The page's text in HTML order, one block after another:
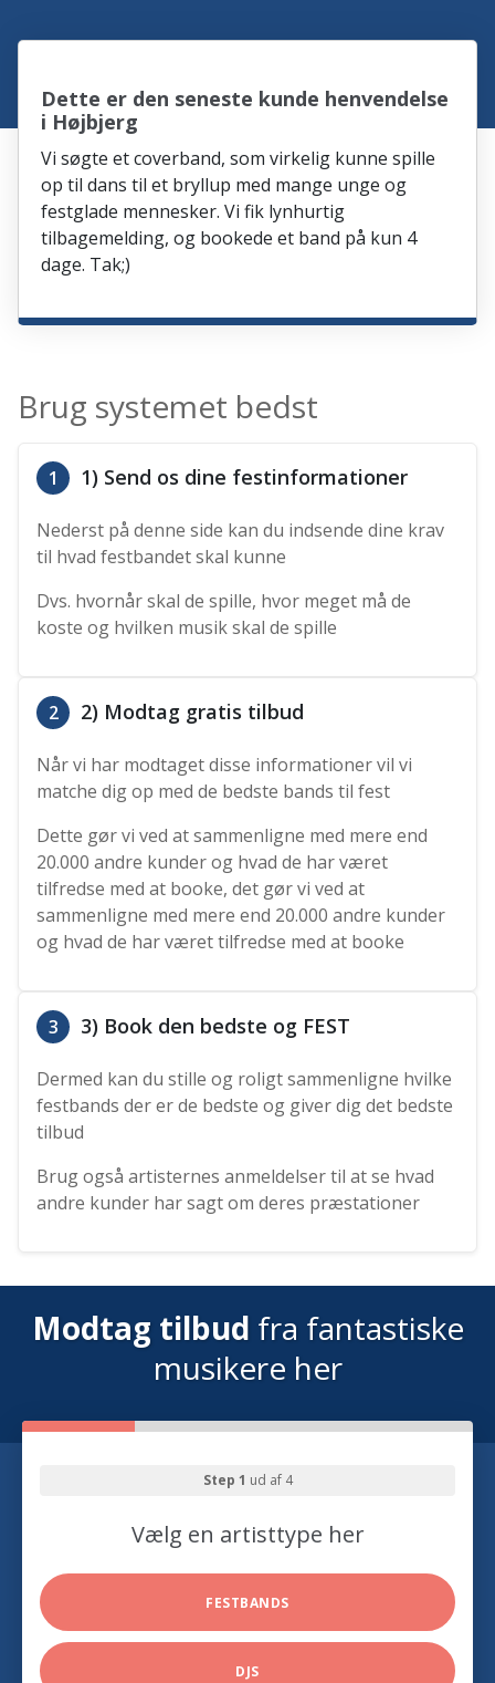
Dette er den seneste kunde henvendelse
i Højbjerg
Vi søgte et coverband, som virkelig kunne spille
op til dans til et bryllup med mange unge og
festglade mennesker. Vi fik lynhurtig
tilbagemelding, og bookede et band på kun 4
dage. Tak;)
Brug systemet bedst
1 1) Send os dine festinformationer
Nederst på denne side kan du indsende dine krav
til hvad festbandet skal kunne
Dvs. hvornår skal de spille, hvor meget må de
koste og hvilken musik skal de spille
2 2) Modtag gratis tilbud
Når vi har modtaget disse informationer vil vi
matche dig op med de bedste bands til fest
Dette gør vi ved at sammenligne med mere end
20.000 andre kunder og hvad de har været
tilfredse med at booke, det gør vi ved at
sammenligne med mere end 20.000 andre kunder
og hvad de har været tilfredse med at booke
3 3) Book den bedste og FEST
Dermed kan du stille og roligt sammenligne hvilke
festbands der er de bedste og giver dig det bedste
tilbud
Brug også artisternes anmeldelser til at se hvad
andre kunder har sagt om deres præstationer
Modtag tilbud fra fantastiske
musikere her
Step 1 ud af 4
Vælg en artisttype her
FESTBANDS
DJS